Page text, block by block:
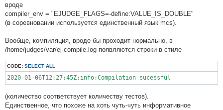
вроде
compiler_env = "EJUDGE_FLAGS=-define:VALUE_IS_DOUBLE"
(в соревновании используется единственный язык mcs).
Вообще, компиляция, вроде бы проходит нормально, в
/home/judges/var/ej-compile.log появляются строки в стиле
CODE: SELECT ALL
2020-01-06T12:27:45Z:info:Compilation sucessful
(количество соответствует количеству тестов).
Единственное, что похоже на хоть чуть-чуть информативное